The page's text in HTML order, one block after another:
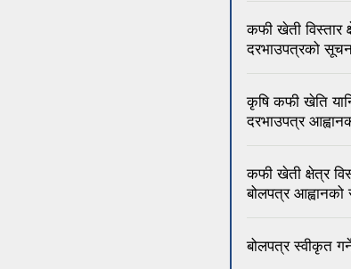
कफी खेती विस्तार
दरभाउपत्रको
कृषि कफी खेति
दरभाउपत्र
कफी खेती क्षेत्र
बोलपत्र आह्वानको
बोलपत्र स्वीकृत